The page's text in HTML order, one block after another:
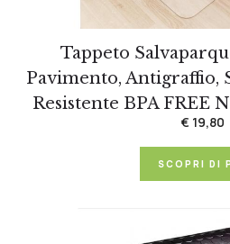
Tappeto
Pavimento, Antigraffio,
Resistente BPA FREE
€ 19,80
SCOPRI DI